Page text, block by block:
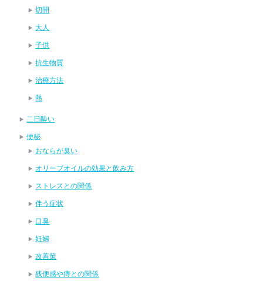
切開
大人
子供
抗生物質
治療方法
熱
二日酔い
便秘
おならが臭い
オリーブオイルの効果と飲み方
ストレスとの関係
伴う症状
口臭
妊婦
改善策
残便感や痔との関係